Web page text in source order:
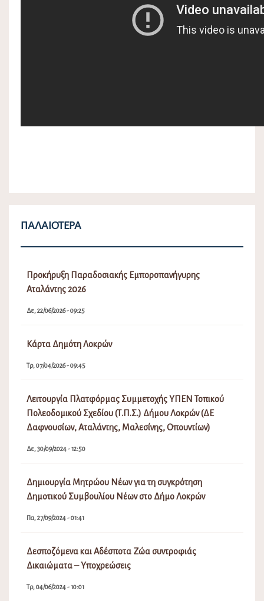
ΠΑΛΑΙΌΤΕΡΑ
Προκήρυξη Παραδοσιακής Εμποροπανήγυρης
Αταλάντης 2026
Δε, 22/06/2026 - 09:25
Κάρτα Δημότη Λοκρών
Τρ, 07/04/2026 - 09:45
Λειτουργία Πλατφόρμας Συμμετοχής ΥΠΕΝ Τοπικού
Πολεοδομικού Σχεδίου (Τ.Π.Σ.) Δήμου Λοκρών (ΔΕ
Δαφνουσίων, Αταλάντης, Μαλεσίνης, Οπουντίων)
Δε, 30/09/2024 - 12:50
Δημιουργία Μητρώου Νέων για τη συγκρότηση
Δημοτικού Συμβουλίου Νέων στο Δήμο Λοκρών
Πα, 27/09/2024 - 01:41
Δεσποζόμενα και Αδέσποτα Ζώα συντροφιάς
Δικαιώματα – Υποχρεώσεις
Τρ, 04/06/2024 - 10:01